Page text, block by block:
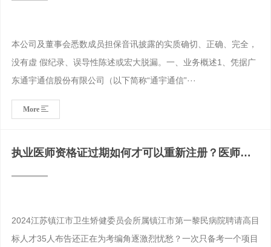
本公司及董事会悉数成员担保音讯披露的实质确切、正确、完全，
没有虚 假纪录、误导性陈述或宏大脱漏。一、业务概述1、凭据广
东通宇通信股份有限公司（以下简称“通宇通信”···
More
执业医师资格证过期如何才可以重新注册？医师资
格证到期
2024江苏镇江市卫生矫健委员会所属镇江市第一黎民病院聘请高目
标人才35人布告还正在为考编角逐激烈忧愁？一次只备考一个项目